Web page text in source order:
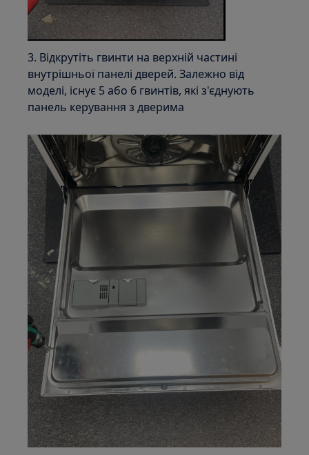
3. Відкрутіть гвинти на верхній частині
внутрішньої панелі дверей. Залежно від
моделі, існує 5 або 6 гвинтів, які з'єднують
панель керування з дверима